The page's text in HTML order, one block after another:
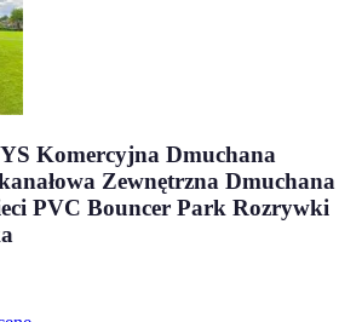
Komercyjna Dmuchana
Zewnętrzna Dmuchana
PVC Bouncer Park Rozrywki